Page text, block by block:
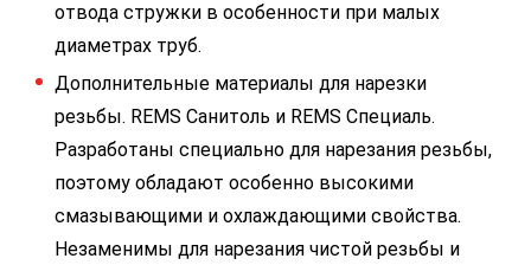
отвода стружки в особенности при малых
диаметрах труб.
Дополнительные материалы для нарезки
резьбы. REMS Санитоль и REMS Специаль.
Разработаны специально для нарезания резьбы,
поэтому обладают особенно высокими
смазывающими и охлаждающими свойства.
Незаменимы для нарезания чистой резьбы и